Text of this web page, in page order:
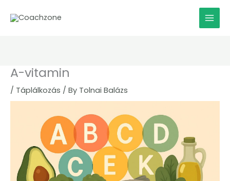
A-vitamin
/ Táplálkozás / By Tolnai Balázs